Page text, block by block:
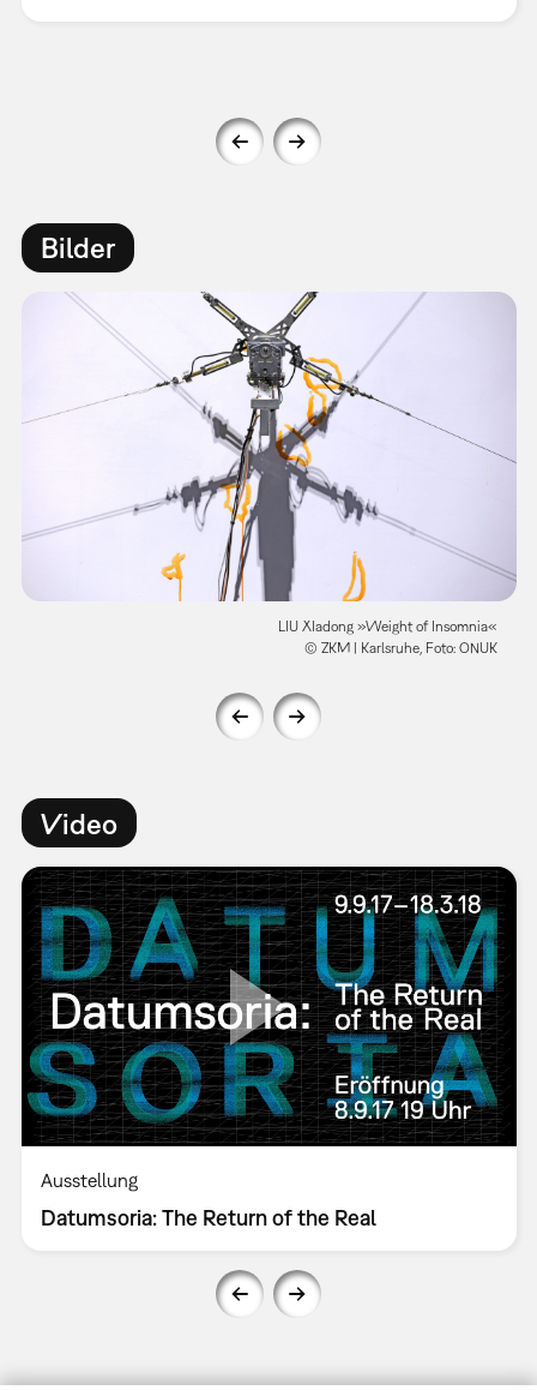
Bilder
LIU XIadong »Weight of Insomnia«
© ZKM | Karlsruhe, Foto: ONUK
Video
Ausstellung
Datumsoria: The Return of the Real